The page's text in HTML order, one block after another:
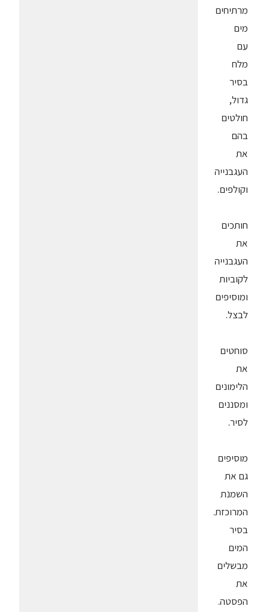
מרתיחים
מים
עם
מלח
בסיר
גדול,
חולטים
בהם
את
העגבנייה
וקולפים.
חותכים
את
העגבנייה
לקוביות
ומוסיפים
לבצל.
סוחטים
את
הלימונים
ומסננים
לסיר.
מוסיפים
גם את
השמנת
המרוכזת.
בסיר
המים
מבשלים
את
הפסטה.